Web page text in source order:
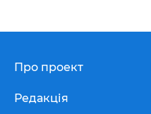
Про проект
Редакція